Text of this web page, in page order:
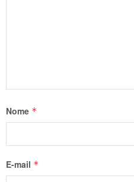
Nome *
E-mail *